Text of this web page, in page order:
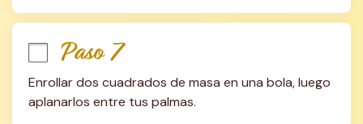
Paso 7
Enrollar dos cuadrados de masa en una bola, luego
aplanarlos entre tus palmas.